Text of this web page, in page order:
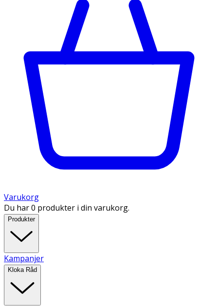
Varukorg
Du har 0 produkter i din varukorg.
Produkter
Kampanjer
Kloka Råd